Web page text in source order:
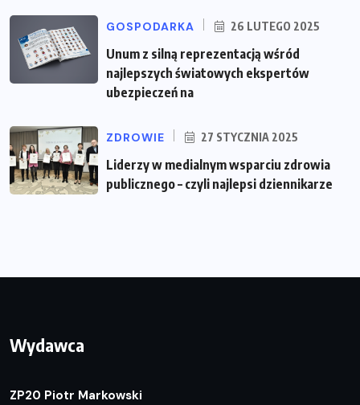
GOSPODARKA 26 LUTEGO 2025
Unum z silną reprezentacją wśród
najlepszych światowych ekspertów
ubezpieczeń na
ZDROWIE 27 STYCZNIA 2025
Liderzy w medialnym wsparciu zdrowia
publicznego – czyli najlepsi dziennikarze
Wydawca
ZP20 Piotr Markowski